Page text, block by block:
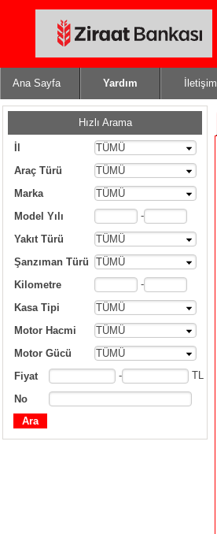
Ana Sayfa Yardım İletişim
Hızlı Arama
TÜMÜ
Araç Türü
TÜMÜ
Marka
TÜMÜ
Model Yılı
-
Yakıt Türü
TÜMÜ
Şanzıman Türü
TÜMÜ
Kilometre
-
Kasa Tipi
TÜMÜ
Motor Hacmi
TÜMÜ
Motor Gücü
TÜMÜ
Fiyat
- TL
No